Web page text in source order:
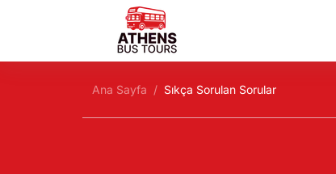
Ana Sayfa Sıkça Sorulan Sorular